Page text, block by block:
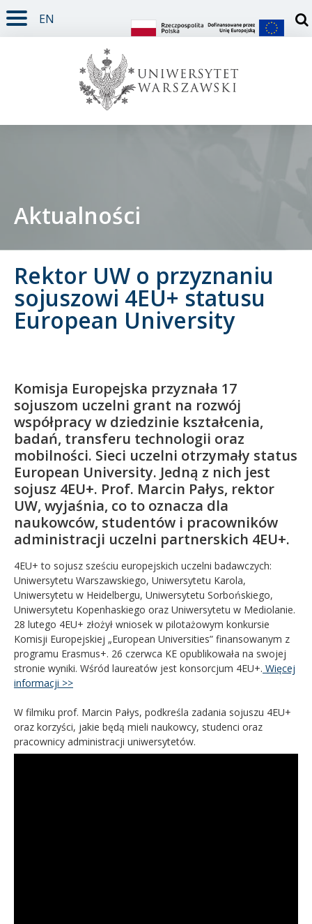
TREŚĆ STRONY
MENU GŁÓWNE
WYSZUKIWARKA
SOCIAL MEDIA
STOPKA STRONY
EN
Doktorant
Pracownik
Aktualności
Rektor UW o przyznaniu
sojuszowi 4EU+ statusu
European University
Komisja Europejska przyznała 17
sojuszom uczelni grant na rozwój
współpracy w dziedzinie kształcenia,
badań, transferu technologii oraz
mobilności. Sieci uczelni otrzymały status
European University. Jedną z nich jest
sojusz 4EU+. Prof. Marcin Pałys, rektor
UW, wyjaśnia, co to oznacza dla
naukowców, studentów i pracowników
administracji uczelni partnerskich 4EU+.
4EU+ to sojusz sześciu europejskich uczelni badawczych:
Uniwersytetu Warszawskiego, Uniwersytetu Karola,
Uniwersytetu w Heidelbergu, Uniwersytetu Sorbońskiego,
Uniwersytetu Kopenhaskiego oraz Uniwersytetu w Mediolanie.
28 lutego 4EU+ złożył wniosek w pilotażowym konkursie
Komisji Europejskiej „European Universities” finansowanym z
programu Erasmus+. 26 czerwca KE opublikowała na swojej
stronie wyniki. Wśród laureatów jest konsorcjum 4EU+. Więcej
informacji >>
W filmiku prof. Marcin Pałys, podkreśla zadania sojuszu 4EU+
oraz korzyści, jakie będą mieli naukowcy, studenci oraz
pracownicy administracji uniwersytetów.